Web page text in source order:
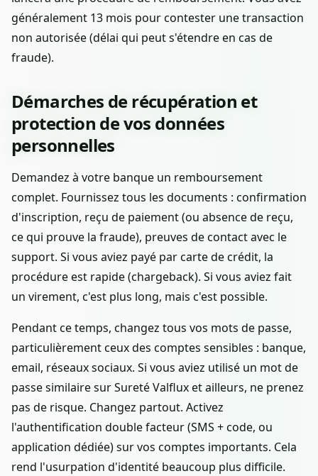
généralement 13 mois pour contester une transaction
non autorisée (délai qui peut s'étendre en cas de
fraude).
Démarches de récupération et
protection de vos données
personnelles
Demandez à votre banque un remboursement
complet. Fournissez tous les documents : confirmation
d'inscription, reçu de paiement (ou absence de reçu,
ce qui prouve la fraude), preuves de contact avec le
support. Si vous aviez payé par carte de crédit, la
procédure est rapide (chargeback). Si vous aviez fait
un virement, c'est plus long, mais c'est possible.
Pendant ce temps, changez tous vos mots de passe,
particulièrement ceux des comptes sensibles : banque,
email, réseaux sociaux. Si vous aviez utilisé un mot de
passe similaire sur Sureté Valflux et ailleurs, ne prenez
pas de risque. Changez partout. Activez
l'authentification double facteur (SMS + code, ou
application dédiée) sur vos comptes importants. Cela
rend l'usurpation d'identité beaucoup plus difficile.